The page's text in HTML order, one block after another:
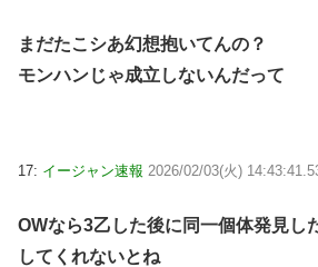
まだたこシあ幻想抱いてんの？
モンハンじゃ成立しないんだって
17: イージャン速報 2026/02/03(火)
OWなら3乙した後に同一個体発見し
してくれないとね